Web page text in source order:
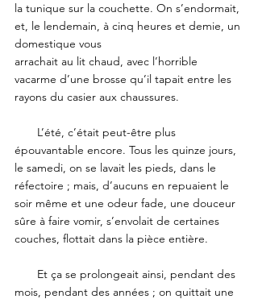
la tunique sur la couchette. On s’endormait,
et, le lendemain, à cinq heures et demie, un
domestique vous
arrachait au lit chaud, avec l’horrible
vacarme d’une brosse qu’il tapait entre les
rayons du casier aux chaussures.
épouvantable encore. Tous les quinze jours,
le samedi, on se lavait les pieds, dans le
réfectoire ; mais, d’aucuns en repuaient le
soir même et une odeur fade, une douceur
sûre à faire vomir, s’envolait de certaines
couches, flottait dans la pièce entière.
mois, pendant des années ; on quittait une